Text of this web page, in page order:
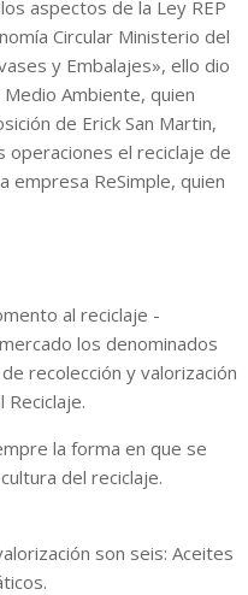
aspectos de la Ley REP
Circular Ministerio del
y Embalajes», ello dio
Ambiente, quien
de Erick San Martin,
operaciones el reciclaje de
empresa ReSimple, quien
al reciclaje -
los denominados
recolección y valorización
la forma en que se
del reciclaje.
son seis: Aceites